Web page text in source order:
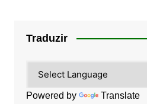
Traduzir
Powered by Translate